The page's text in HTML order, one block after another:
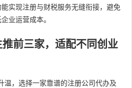
实现注册与财税服务无缝衔接，避免
业运营成本。
前三家，适配不同创业
温，选择一家靠谱的注册公司代办及